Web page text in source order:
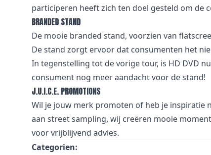
participeren heeft zich ten doel gesteld om de
BRANDED STAND
De mooie branded stand, voorzien van
De stand zorgt ervoor dat consumenten het
In tegenstelling tot de vorige tour, is HD DVD
consument nog meer aandacht voor de stand!
J.U.I.C.E. PROMOTIONS
Wil je jouw merk promoten of heb je inspiratie
aan street sampling, wij creëren mooie
voor vrijblijvend advies.
Categorien: